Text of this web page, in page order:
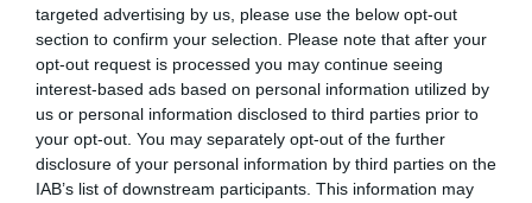
targeted advertising by us, please use the below opt-out
section to confirm your selection. Please note that after your
opt-out request is processed you may continue seeing
interest-based ads based on personal information utilized by
us or personal information disclosed to third parties prior to
your opt-out. You may separately opt-out of the further
disclosure of your personal information by third parties on the
IAB’s list of downstream participants. This information may